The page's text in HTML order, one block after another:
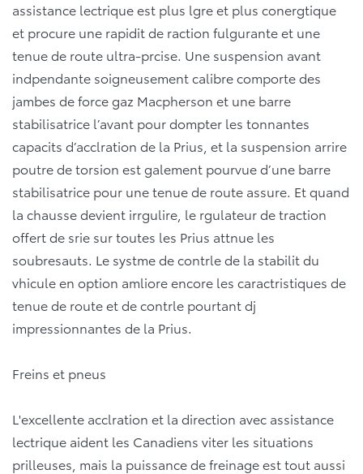
assistance lectrique est plus lgre et plus conergtique
et procure une rapidit de raction fulgurante et une
tenue de route ultra-prcise. Une suspension avant
indpendante soigneusement calibre comporte des
jambes de force gaz Macpherson et une barre
stabilisatrice l’avant pour dompter les tonnantes
capacits d’acclration de la Prius, et la suspension arrire
poutre de torsion est galement pourvue d’une barre
stabilisatrice pour une tenue de route assure. Et quand
la chausse devient irrgulire, le rgulateur de traction
offert de srie sur toutes les Prius attnue les
soubresauts. Le systme de contrle de la stabilit du
vhicule en option amliore encore les caractristiques de
tenue de route et de contrle pourtant dj
impressionnantes de la Prius.
Freins et pneus
L'excellente acclration et la direction avec assistance
lectrique aident les Canadiens viter les situations
prilleuses, mais la puissance de freinage est tout aussi